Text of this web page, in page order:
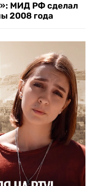
МИД РФ сделал
2008 года